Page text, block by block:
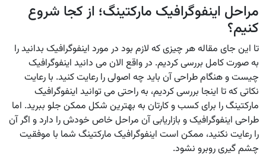
مراحل اینفوگرافیک مارکتینگ؛ از کجا شروع
کنیم؟
تا این جای مقاله هر چیزی که لازم بود در مورد اینفوگرافیک بدانید را
به صورت کامل بررسی کردیم. در واقع الان می دانید اینفوگرافیک
چیست و هنگام طراحی آن باید چه اصولی را رعایت کنید. با رعایت
نکاتی که تا اینجا بررسی کردیم، به راحتی می توانید اینفوگرافیک
مارکتینگ را برای کسب و کارتان به بهترین شکل ممکن جلو ببرید. اما
طراحی اینفوگرافیک و بازاریابی آن مراحل خاص خودش را دارد و اگر آن
را رعایت نکنید، ممکن است اینفوگرافیک مارکتینگ شما با موفقیت
چشم گیری روبرو نشود.